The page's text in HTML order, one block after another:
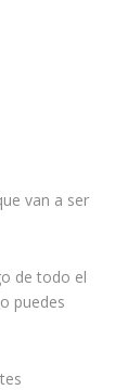
van a ser
de todo el
puedes